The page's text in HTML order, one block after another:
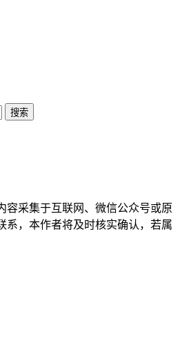
容采集于互联网、微信公众号或原
系，本作者将及时核实确认，若属